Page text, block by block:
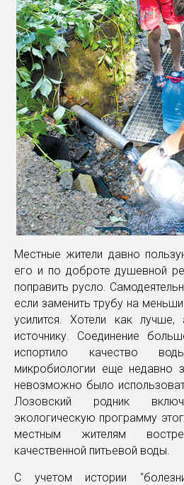
Местные жители давно
его и по доброте душевной
поправить русло.
если заменить трубу на
усилится. Хотели как
источнику. Соединение
испортило качество
микробиологии еще недавно
невозможно было
Лозовский родник
экологическую программу
местным жителям
качественной питьевой воды.
С учетом истории